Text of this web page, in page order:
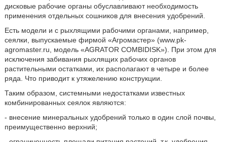
дисковые рабочие органы обуславливают необходимость
применения отдельных сошников для внесения удобрений.
Есть модели и с рыхлящими рабочими органами, например,
сеялки, выпускаемые фирмой «Агромастер» (www.pk-
agromaster.ru, модель «AGRATOR COMBIDISK»). При этом для
исключения забивания рыхлящих рабочих органов
растительными остатками, их располагают в четыре и более
ряда. Что приводит к утяжелению конструкции.
Таким образом, системными недостатками известных
комбинированных сеялок являются:
- внесение минеральных удобрений только в один слой почвы,
преимущественно верхний;